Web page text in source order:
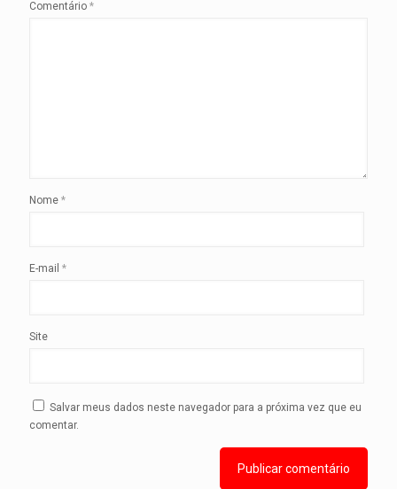
Comentário *
Nome *
E-mail *
Site
Salvar meus dados neste navegador para a próxima vez que eu
comentar.